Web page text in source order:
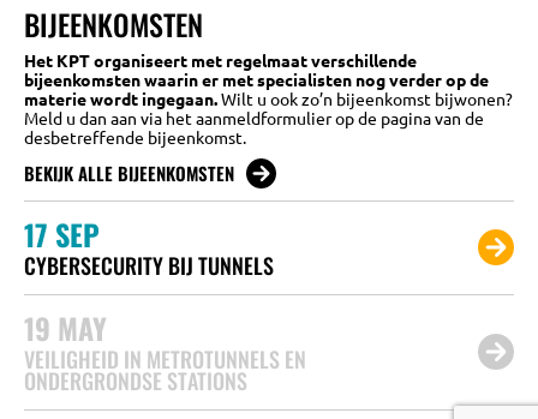
BIJEENKOMSTEN
Het KPT organiseert met regelmaat verschillende
bijeenkomsten waarin er met specialisten nog verder op de
materie wordt ingegaan.Wilt u ook zo’n bijeenkomst bijwonen?
Meld u dan aan via het aanmeldformulier op de pagina van de
desbetreffende bijeenkomst.
BEKIJK ALLE BIJEENKOMSTEN
17 SEP
CYBERSECURITY BIJ TUNNELS
19 MAY
VEILIGHEID IN METROTUNNELS EN
ONDERGRONDSE STATIONS